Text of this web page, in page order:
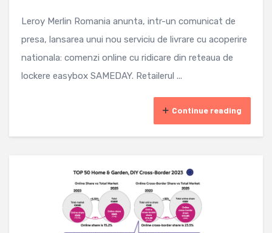
Leroy Merlin Romania anunta, intr-un comunicat de
presa, lansarea unui nou serviciu de livrare cu acoperire
nationala: comenzi online cu ridicare din reteaua de
lockere easybox SAMEDAY. Retailerul ...
Continue reading